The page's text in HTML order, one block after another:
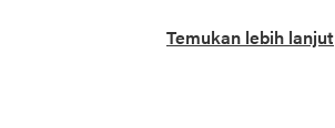
Temukan lebih lanjut